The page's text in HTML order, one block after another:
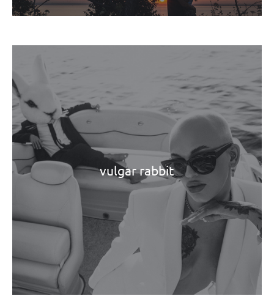
vulgar rabbit